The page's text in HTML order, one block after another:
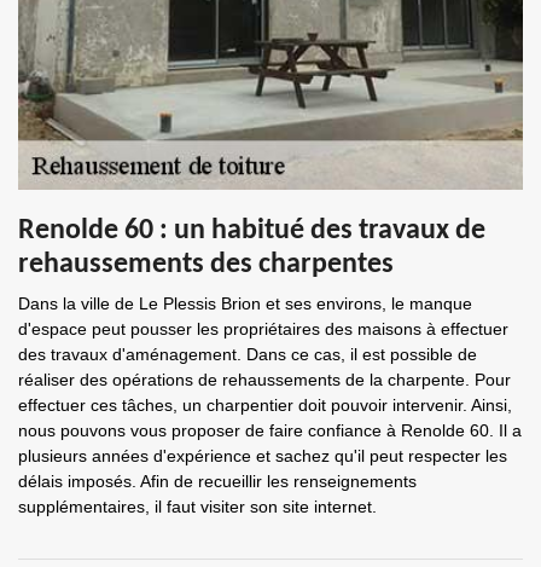
Renolde 60 : un habitué des travaux de
rehaussements des charpentes
Dans la ville de Le Plessis Brion et ses environs, le manque
d'espace peut pousser les propriétaires des maisons à effectuer
des travaux d'aménagement. Dans ce cas, il est possible de
réaliser des opérations de rehaussements de la charpente. Pour
effectuer ces tâches, un charpentier doit pouvoir intervenir. Ainsi,
nous pouvons vous proposer de faire confiance à Renolde 60. Il a
plusieurs années d'expérience et sachez qu'il peut respecter les
délais imposés. Afin de recueillir les renseignements
supplémentaires, il faut visiter son site internet.